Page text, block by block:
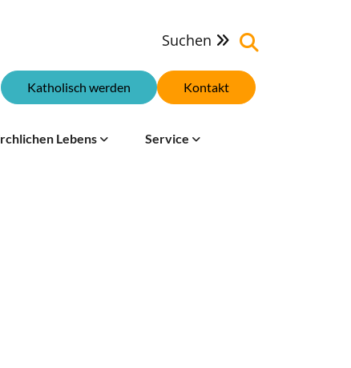
Suchen 
Kontakt
Katholisch werden
Lebens Service